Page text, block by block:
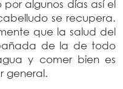
algunos días así el
se recupera.
que la salud del
de la de todo
y comer bien es
general.